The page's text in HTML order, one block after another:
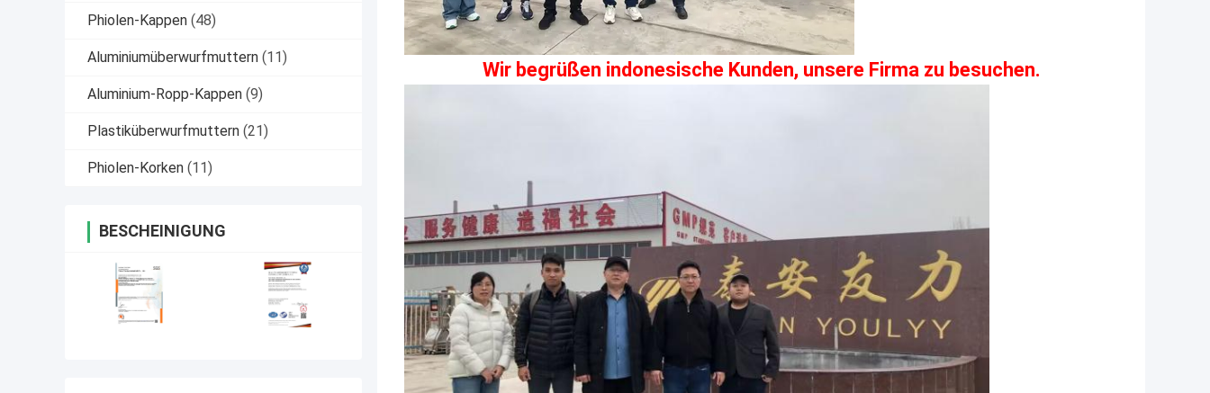
Phiolen-Kappen (48)
Aluminiumüberwurfmuttern (11)
Aluminium-Ropp-Kappen (9)
Plastiküberwurfmuttern (21)
Phiolen-Korken (11)
BESCHEINIGUNG
Wir begrüßen indonesische Kunden, unsere Firma zu besuchen.